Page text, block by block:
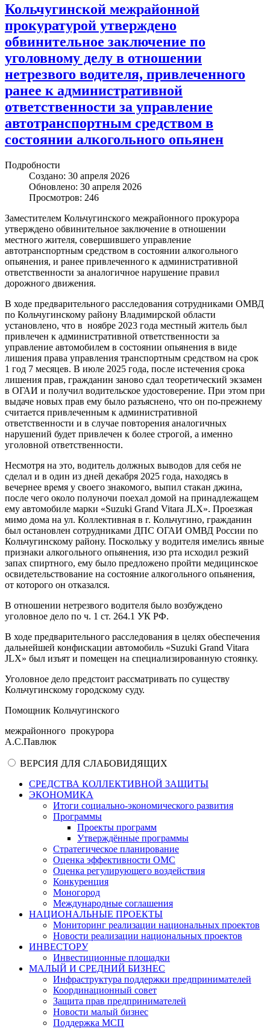
Кольчугинской межрайонной
прокуратурой утверждено
обвинительное заключение по
уголовному делу в отношении
нетрезвого водителя, привлеченного
ранее к административной
ответственности за управление
автотранспортным средством в
состоянии алкогольного опьянен
Подробности
Создано: 30 апреля 2026
Обновлено: 30 апреля 2026
Просмотров: 246
Заместителем Кольчугинского межрайонного прокурора
утверждено обвинительное заключение в отношении
местного жителя, совершившего управление
автотранспортным средством в состоянии алкогольного
опьянения, и ранее привлеченного к административной
ответственности за аналогичное нарушение правил
дорожного движения.
В ходе предварительного расследования сотрудниками ОМВД
по Кольчугинскому району Владимирской области
установлено, что в ноябре 2023 года местный житель был
привлечен к административной ответственности за
управление автомобилем в состоянии опьянения в виде
лишения права управления транспортным средством на срок
1 год 7 месяцев. В июле 2025 года, после истечения срока
лишения прав, гражданин заново сдал теоретический экзамен
в ОГАИ и получил водительское удостоверение. При этом при
выдаче новых прав ему было разъяснено, что он по-прежнему
считается привлеченным к административной
ответственности и в случае повторения аналогичных
нарушений будет привлечен к более строгой, а именно
уголовной ответственности.
Несмотря на это, водитель должных выводов для себя не
сделал и в один из дней декабря 2025 года, находясь в
вечернее время у своего знакомого, выпил стакан джина,
после чего около полуночи поехал домой на принадлежащем
ему автомобиле марки «Suzuki Grand Vitara JLX». Проезжая
мимо дома на ул. Коллективная в г. Кольчугино, гражданин
был остановлен сотрудниками ДПС ОГАИ ОМВД России по
Кольчугинскому району. Поскольку у водителя имелись явные
признаки алкогольного опьянения, изо рта исходил резкий
запах спиртного, ему было предложено пройти медицинское
освидетельствование на состояние алкогольного опьянения,
от которого он отказался.
В отношении нетрезвого водителя было возбуждено
уголовное дело по ч. 1 ст. 264.1 УК РФ.
В ходе предварительного расследования в целях обеспечения
дальнейшей конфискации автомобиль «Suzuki Grand Vitara
JLX» был изъят и помещен на специализированную стоянку.
Уголовное дело предстоит рассматривать по существу
Кольчугинскому городскому суду.
Помощник Кольчугинского
межрайонного прокурора
А.С.Павлюк
ВЕРСИЯ ДЛЯ СЛАБОВИДЯЩИХ
СРЕДСТВА КОЛЛЕКТИВНОЙ ЗАЩИТЫ
ЭКОНОМИКА
Итоги социально-экономического развития
Программы
Проекты программ
Утверждённые программы
Стратегическое планирование
Оценка эффективности ОМС
Оценка регулирующего воздействия
Конкуренция
Моногород
Международные соглашения
НАЦИОНАЛЬНЫЕ ПРОЕКТЫ
Мониторинг реализации национальных проектов
Новости реализации национальных проектов
ИНВЕСТОРУ
Инвестиционные площадки
МАЛЫЙ И СРЕДНИЙ БИЗНЕС
Инфраструктура поддержки предпринимателей
Координационный совет
Защита прав предпринимателей
Новости малый бизнес
Поддержка МСП